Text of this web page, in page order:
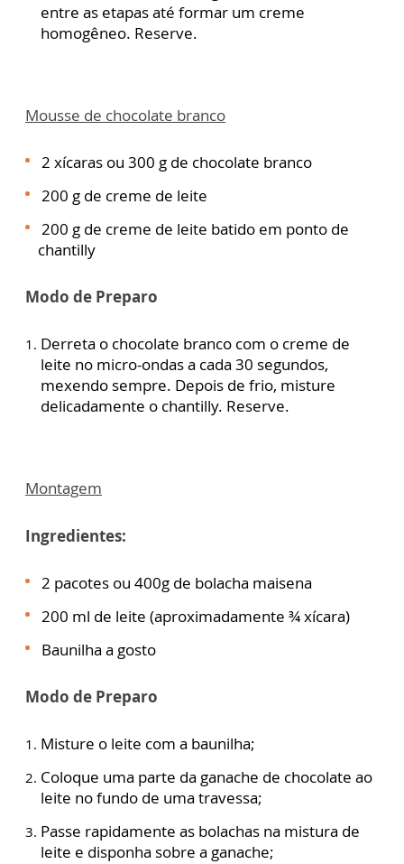
entre as etapas até formar um creme
homogêneo. Reserve.
Mousse de chocolate branco
2 xícaras ou 300 g de chocolate branco
200 g de creme de leite
200 g de creme de leite batido em ponto de
chantilly
Modo de Preparo
Derreta o chocolate branco com o creme de
leite no micro-ondas a cada 30 segundos,
mexendo sempre. Depois de frio, misture
delicadamente o chantilly. Reserve.
Montagem
Ingredientes:
2 pacotes ou 400g de bolacha maisena
200 ml de leite (aproximadamente ¾ xícara)
Baunilha a gosto
Modo de Preparo
Misture o leite com a baunilha;
Coloque uma parte da ganache de chocolate ao
leite no fundo de uma travessa;
Passe rapidamente as bolachas na mistura de
leite e disponha sobre a ganache;